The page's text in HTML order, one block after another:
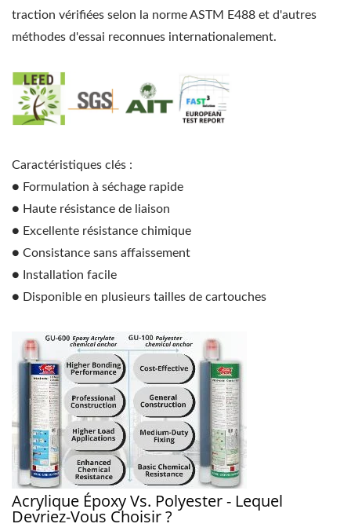
traction vérifiées selon la norme ASTM E488 et d'autres
méthodes d'essai reconnues internationalement.
Caractéristiques clés :
● Formulation à séchage rapide
● Haute résistance de liaison
● Excellente résistance chimique
● Consistance sans affaissement
● Installation facile
● Disponible en plusieurs tailles de cartouches
Acrylique Époxy Vs. Polyester - Lequel
Devriez-Vous Choisir ?